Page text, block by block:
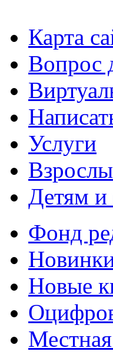
Карта
Вопрос
Услуги
Детям и
Фонд
Новые